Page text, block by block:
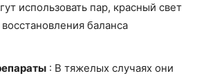
использовать пар, красный свет
баланса
: В тяжелых случаях они